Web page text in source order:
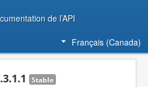
de l’API
Français (Canada)
Stable